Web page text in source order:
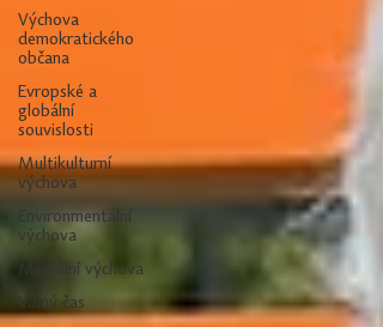
Výchova
demokratického
občana
Evropské a
globální
souvislosti
Multikulturní
výchova
Environmentální
výchova
Mediální výchova
Volný čas